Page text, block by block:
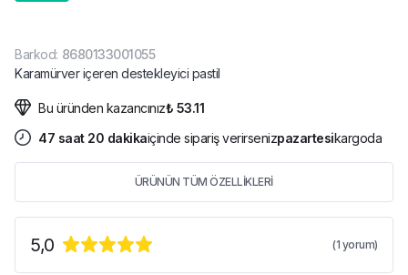
Barkod: 8680133001055
Karamürver içeren destekleyici pastil
Bu üründen kazancınız₺ 53.11
47 saat 20 dakikaiçinde sipariş verirsenizpazartesikargoda
ÜRÜNÜN TÜM ÖZELLİKLERİ
5,0 (1 yorum)